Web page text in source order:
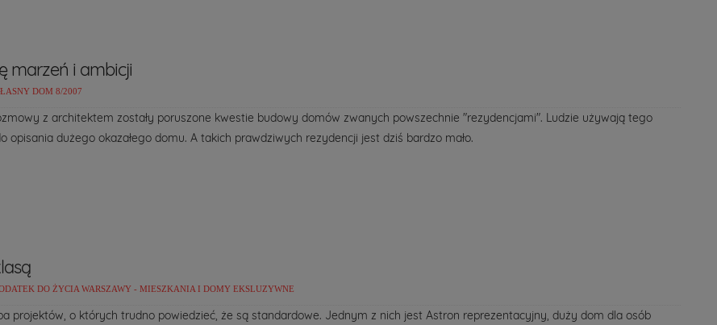
marzeń i ambicji
DOM 8/2007
z architektem zostały poruszone kwestie budowy domów zwanych powszechnie "rezydencjami". Ludzie używają tego
opisania dużego okazałego domu. A takich prawdziwych rezydencji jest dziś bardzo mało.
DO ŻYCIA WARSZAWY - MIESZKANIA I DOMY EKSLUZYWNE
projektów, o których trudno powiedzieć, że są standardowe. Jednym z nich jest Astron reprezentacyjny, duży dom dla osób